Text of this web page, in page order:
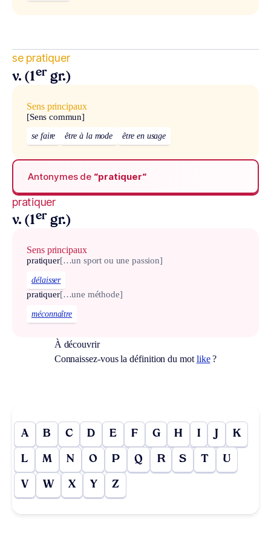
se pratiquer
v. (1er gr.)
Sens principaux
[Sens commun]
se faire être à la mode être en usage
Antonymes de “pratiquer“
pratiquer
v. (1er gr.)
Sens principaux
pratiquer[…un sport ou une passion]
délaisser
pratiquer[…une méthode]
méconnaître
À découvrir
Connaissez-vous la définition du mot like?
A B C D E F G H I J K
L M N O P Q R S T U
V W X Y Z